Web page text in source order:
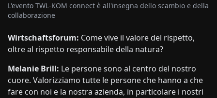
L'evento TWL-KOM connect è all'insegna dello scambio e della
collaborazione
Wirtschaftsforum: Come vive il valore del rispetto,
oltre al rispetto responsabile della natura?
Melanie Brill: Le persone sono al centro del nostro
cuore. Valorizziamo tutte le persone che hanno a che
fare con noi e la nostra azienda, in particolare i nostri